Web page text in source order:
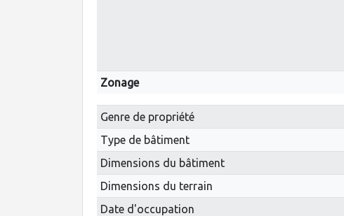
Zonage
Genre de propriété
Type de bâtiment
Dimensions du bâtiment
Dimensions du terrain
Date d'occupation